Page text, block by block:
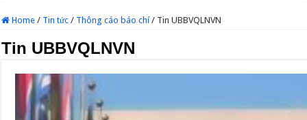
Home / Tin tức / Thông cáo báo chí / Tin UBBVQLNVN
Tin UBBVQLNVN